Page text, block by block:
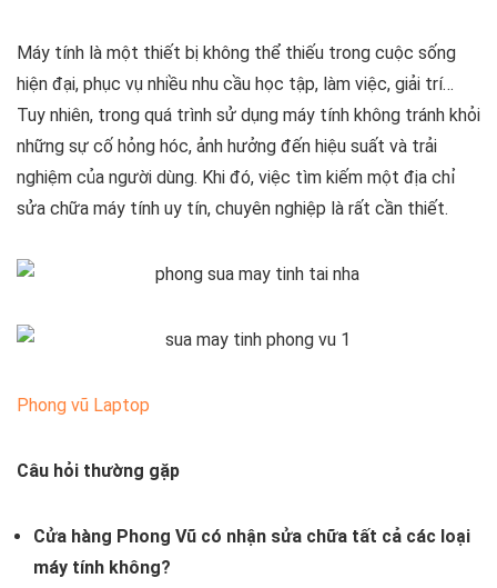
Máy tính là một thiết bị không thể thiếu trong cuộc sống
hiện đại, phục vụ nhiều nhu cầu học tập, làm việc, giải trí…
Tuy nhiên, trong quá trình sử dụng máy tính không tránh khỏi
những sự cố hỏng hóc, ảnh hưởng đến hiệu suất và trải
nghiệm của người dùng. Khi đó, việc tìm kiếm một địa chỉ
sửa chữa máy tính uy tín, chuyên nghiệp là rất cần thiết.
Phong vũ Laptop
Câu hỏi thường gặp
Cửa hàng Phong Vũ có nhận sửa chữa tất cả các loại
máy tính không?